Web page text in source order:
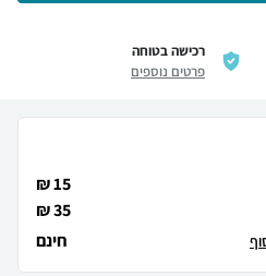
רכישה בטוחה
פרטים נוספים
15 ₪
35 ₪
חינם